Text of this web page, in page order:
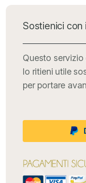
Sostienici con
Questo
lo ritieni utile
per portare